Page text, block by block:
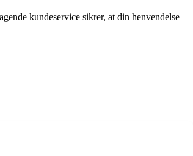
kundeservice sikrer, at din henvendelse